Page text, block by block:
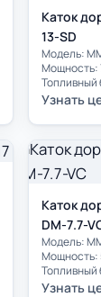
Каток
13-SD
Топливный
Узнать
Каток
DM-7.7-
Модель:
Мощность:
Топливный
Узнать